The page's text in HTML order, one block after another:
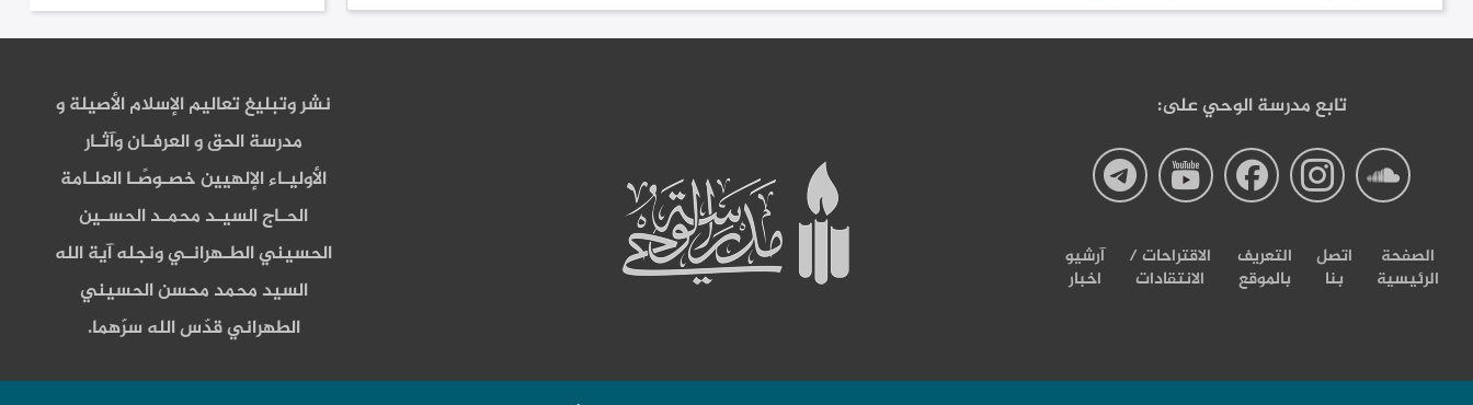
نشر وتبليغ تعاليم الإسلام الأصيلة و
مدرسة الحق و العرفـان وآثـار
الأوليـاء الإلهيين خصـوصًـا العلـامة
الحـاج السيـد محمـد الحسـين
الحسيني الطـهرانـي ونجله آية الله
السيد محمد محسن الحسيني
الطهراني قدّس الله سرّهما.
تابع مدرسة الوحي على:
صفحة
مدرسة
صفحة
مدرسة
صفحة
مدرسة
صفحة
مدرسة
صفحة
مدرسة
الصفحة
الرئيسية
اتصل
بنا
التعریف
بالموقع
الاقتراحات /
الانتقادات
آرشیو
اخبار